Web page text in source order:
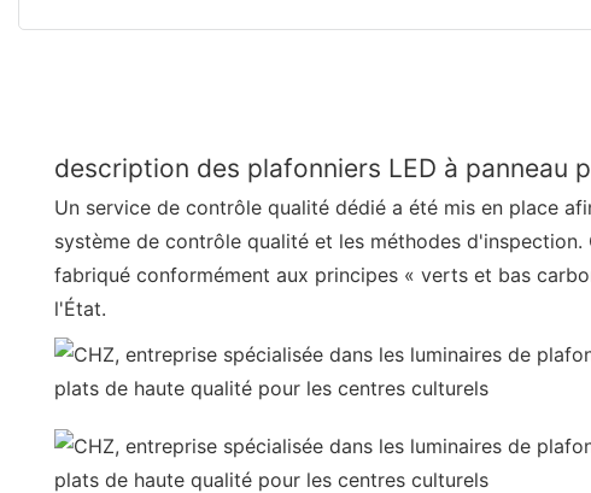
description des plafonniers LED à panneau
Un service de contrôle qualité dédié a été mis en place
système de contrôle qualité et les méthodes d'inspection.
fabriqué conformément aux principes « verts et bas
l'État.